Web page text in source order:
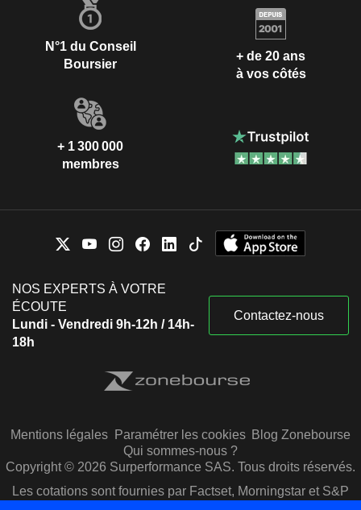
N°1 du Conseil
Boursier
+ de 20 ans
à vos côtés
+ 1 300 000
membres
NOS EXPERTS À VOTRE
ÉCOUTE
Lundi - Vendredi 9h-12h / 14h-
18h
Contactez-nous
Mentions légales Paramétrer les cookies Blog Zonebourse
Qui sommes-nous ?
Copyright © 2026 Surperformance SAS. Tous droits réservés.
Les cotations sont fournies par Factset, Morningstar et S&P